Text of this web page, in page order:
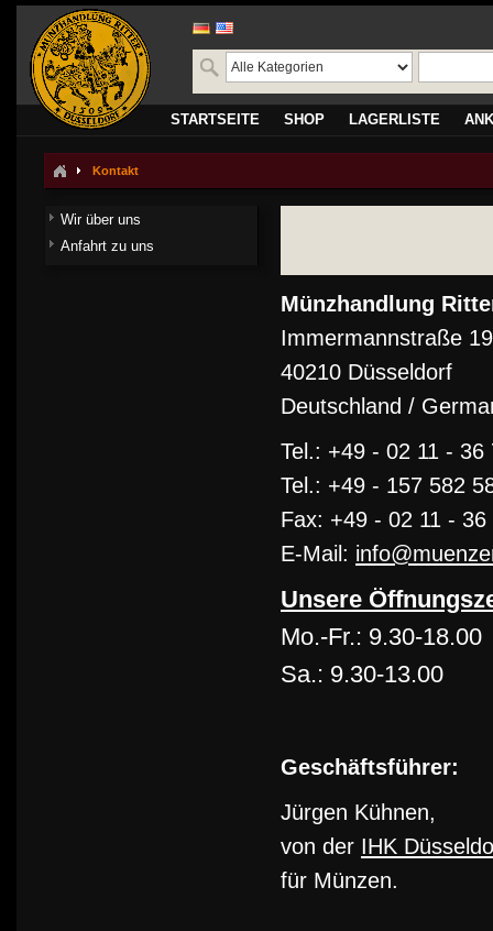
STARTSEITE SHOP LAGERLISTE
Kontakt
Münzhandlung
Immermannstraße 19
40210 Düsseldorf
Deutschland /
Tel.: +49 - 02 11 - 36
Tel.: +49 - 157 582
Fax: +49 - 02 11 - 36
E-Mail:
Unsere
Mo.-Fr.: 9.30-18.00
Sa.: 9.30-13.00
Geschäftsführer:
Jürgen Kühnen,
von der IHK
für Münzen.
Wir über uns
Anfahrt zu uns